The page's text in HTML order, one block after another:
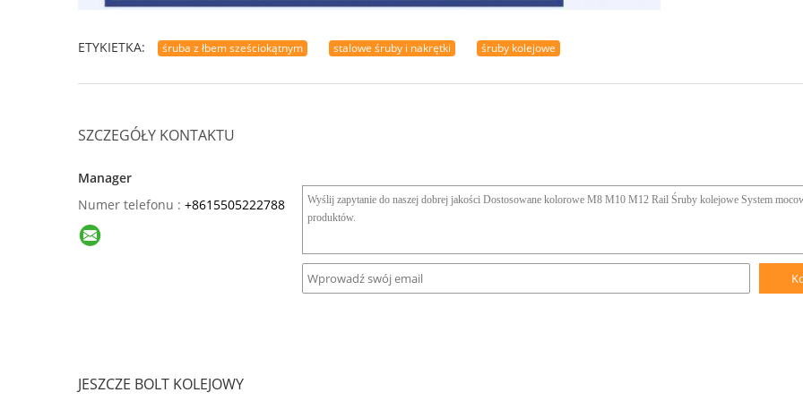
ETYKIETKA: śruba z łbem sześciokątnym stalowe śruby i nakrętki śruby kolejowe
SZCZEGÓŁY KONTAKTU
Manager
Numer telefonu : +8615505222788
JESZCZE BOLT KOLEJOWY